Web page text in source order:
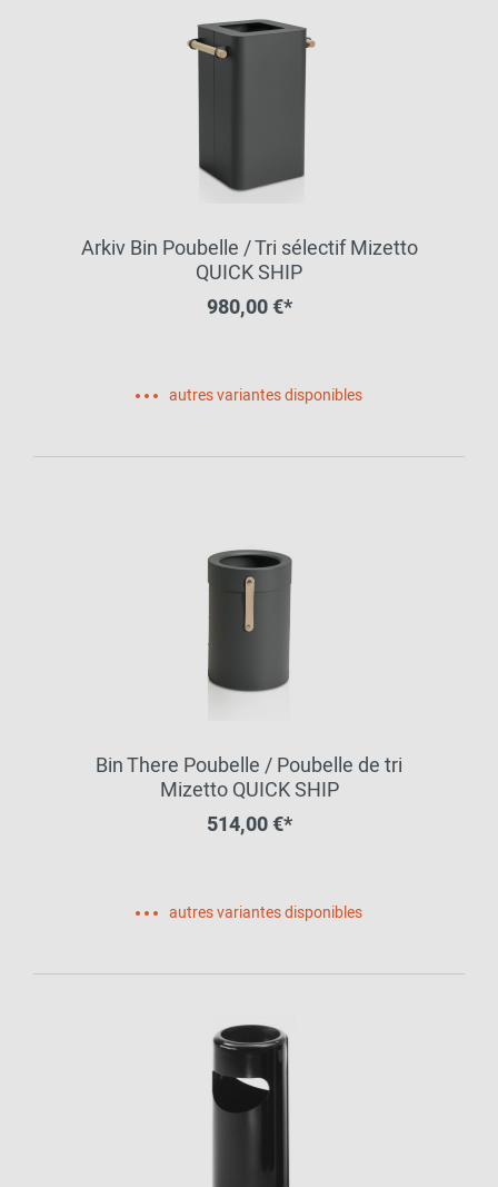
Arkiv Bin Poubelle / Tri sélectif Mizetto
QUICK SHIP
980,00 €*
autres variantes disponibles
Bin There Poubelle / Poubelle de tri
Mizetto QUICK SHIP
514,00 €*
autres variantes disponibles